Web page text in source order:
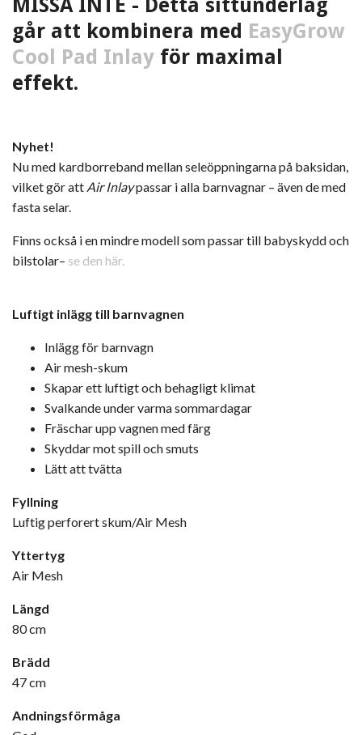
MISSA INTE - Detta sittunderlag
går att kombinera med EasyGrow
Cool Pad Inlay för maximal
effekt.
Nyhet!
Nu med kardborreband mellan seleöppningarna på baksidan,
vilket gör att Air Inlaypassar i alla barnvagnar – även de med
fasta selar.
Finns också i en mindre modell som passar till babyskydd och
bilstolar– se den här.
Luftigt inlägg till barnvagnen
Inlägg för barnvagn
Air mesh-skum
Skapar ett luftigt och behagligt klimat
Svalkande under varma sommardagar
Fräschar upp vagnen med färg
Skyddar mot spill och smuts
Lätt att tvätta
Fyllning
Luftig perforert skum/Air Mesh
Yttertyg
Air Mesh
Längd
80 cm
Brädd
47 cm
Andningsförmåga